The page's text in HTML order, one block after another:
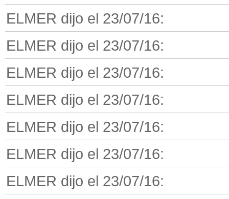
ELMER dijo el 23/07/16:
ELMER dijo el 23/07/16:
ELMER dijo el 23/07/16:
ELMER dijo el 23/07/16:
ELMER dijo el 23/07/16:
ELMER dijo el 23/07/16:
ELMER dijo el 23/07/16: